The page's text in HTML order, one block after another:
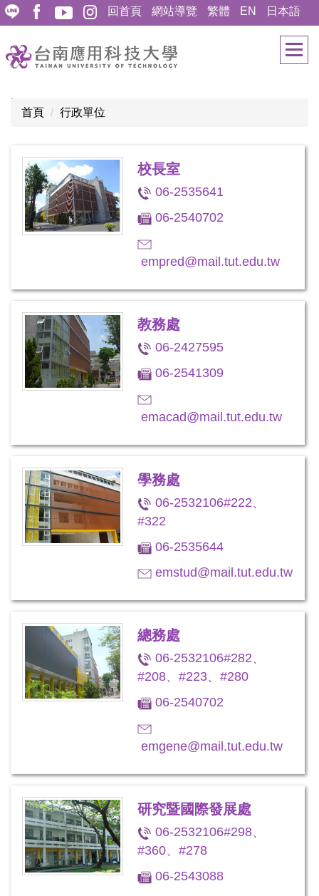
跳
到
主
要
容
回首頁 網站導覽 繁體 EN 日本語
:::
首頁
行政單位
校長室
06-2535641
06-2540702
empred@mail.tut.edu.tw
教務處
06-2427595
06-2541309
emacad@mail.tut.edu.tw
學務處
06-2532106#222、
#322
06-2535644
emstud@mail.tut.edu.tw
總務處
06-2532106#282、
#208、#223、#280
06-2540702
emgene@mail.tut.edu.tw
研究暨國際發展處
06-2532106#298、
#360、#278
06-2543088